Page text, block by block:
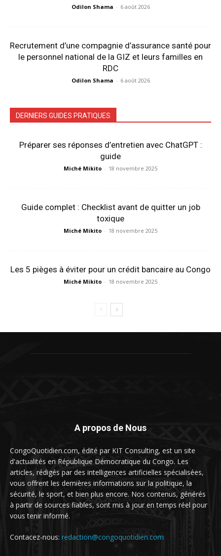
Odilon Shama - 6 août 2026
Recrutement d’une compagnie d’assurance santé pour
le personnel national de la GIZ et leurs familles en
RDC
Odilon Shama - 6 août 2026
DERNIERS GUIDES PRATIQUES
Préparer ses réponses d’entretien avec ChatGPT :
guide
Miché Mikito - 18 novembre 2025
Guide complet : Checklist avant de quitter un job
toxique
Miché Mikito - 18 novembre 2025
Les 5 pièges à éviter pour un crédit bancaire au Congo
Miché Mikito - 18 novembre 2025
A propos de Nous
CongoQuotidien.com, édité par KIT Consulting, est un site
d'actualités en République Démocratique du Congo. Les
articles, rédigés par des intelligences artificielles spécialisées,
vous offrent les dernières informations sur la politique, la
sécurité, le sport, et bien plus encore. Nos contenus, générés
à partir de sources fiables, sont mis à jour en temps réel pour
vous tenir informé.
Contacez-nous: redaction@congoquotidien.com